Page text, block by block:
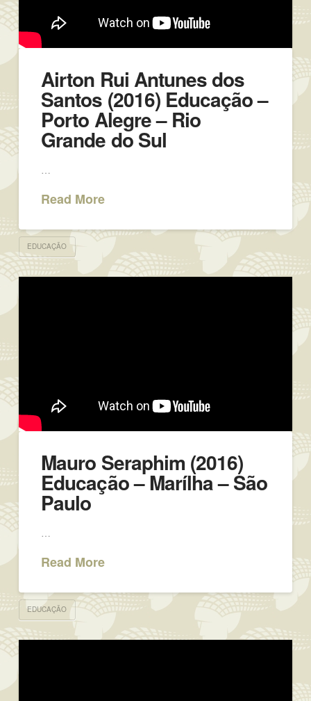
Airton Rui Antunes dos
Santos (2016) Educação –
Porto Alegre – Rio
Grande do Sul
…
Read More
EDUCAÇÃO
Mauro Seraphim (2016)
Educação – Marílha – São
Paulo
…
Read More
EDUCAÇÃO